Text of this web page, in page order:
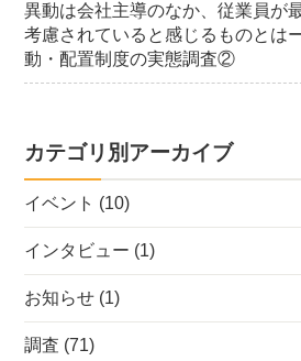
異動は会社主導のなか、従業員が
考慮されていると感じるものとは
動・配置制度の実態調査②
カテゴリ別アーカイブ
イベント (10)
インタビュー (1)
お知らせ (1)
調査 (71)